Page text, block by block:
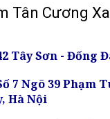
Tân Cương
Tây Sơn - Đống
7 Ngõ 39 Phạm
Hà Nội